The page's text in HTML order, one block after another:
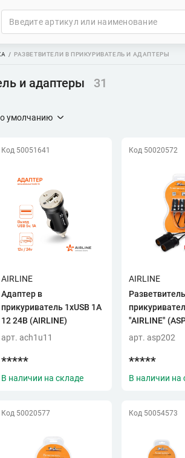
РАЗВЕТВИТЕЛИ В ПРИКУРИВАТЕЛЬ И АДАПТЕРЫ
и адаптеры 31
умолчанию
Код 50051641
AIRLINE
Адаптер в
прикуриватель 1хUSB 1А
12 24В (AIRLINE)
арт. ach1u11
*****
В наличии на складе
Код 50020572
AIRLINE
Разветвитель
"AIRLINE"
арт. asp202
*****
В наличии на
Код 50020577 Код 50054573